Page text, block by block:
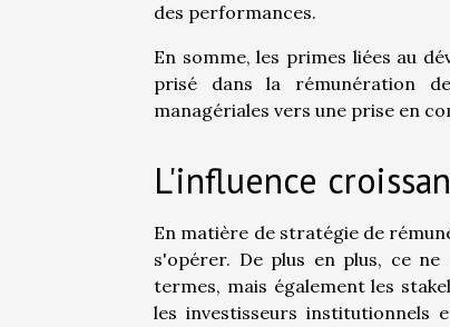
des performances.
En somme, les primes liées au
prisé dans la rémunération
managériales vers une prise en
L'influence
En matière de stratégie de
s'opérer. De plus en plus, ce
termes, mais également les
les investisseurs institutionnels